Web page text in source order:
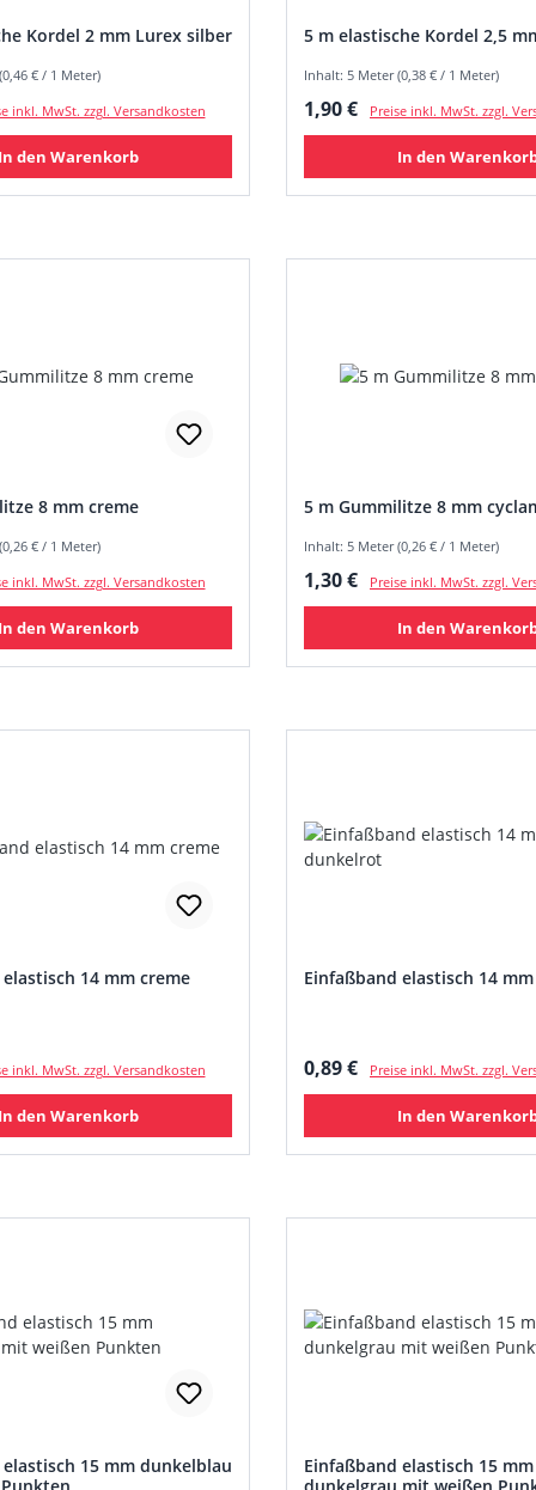
Kordel 2 mm Lurex silber
€ / 1 Meter)
Preis:
inkl. MwSt. zzgl. Versandkosten
den Warenkorb
5 m elastische Kordel 2,5
Inhalt: 5 Meter (0,38 € / 1 Meter)
Regulärer Preis:
1,90 € Preise inkl. MwSt. zzgl.
In den
8 mm creme
€ / 1 Meter)
Preis:
inkl. MwSt. zzgl. Versandkosten
den Warenkorb
5 m Gummilitze 8 mm
Inhalt: 5 Meter (0,26 € / 1 Meter)
Regulärer Preis:
1,30 € Preise inkl. MwSt. zzgl.
In den
14 mm creme
Preis:
inkl. MwSt. zzgl. Versandkosten
den Warenkorb
Einfaßband elastisch 14
Regulärer Preis:
0,89 € Preise inkl. MwSt. zzgl.
In den
15 mm dunkelblau
Einfaßband elastisch 15 mm